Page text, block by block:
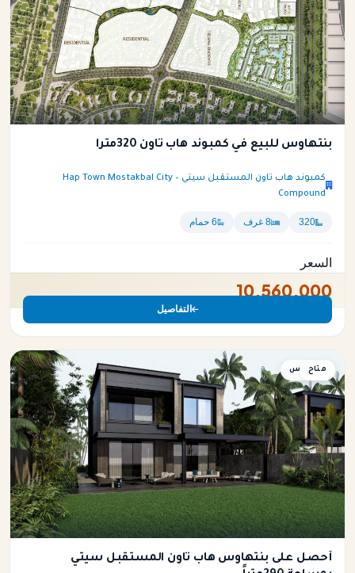
بنتهاوس للبيع في كمبوند هاب تاون 320متراً
كمبوند هاب تاون المستقبل سيتي – Hap Town Mostakbal City
Compound
320 8 غرف 6 حمام
السعر
10,560,000
التفاصيل
بنتهاوس
متاح
أحصل على بنتهاوس هاب تاون المستقبل سيتي